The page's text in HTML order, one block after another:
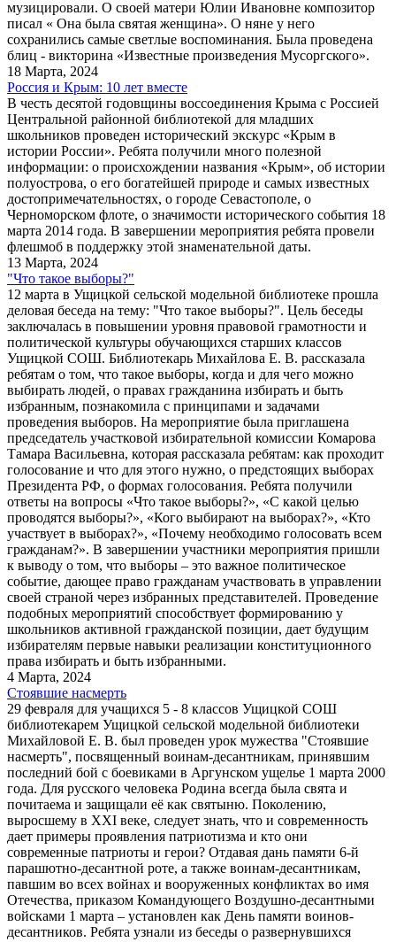
музицировали. О своей матери Юлии Ивановне композитор
писал « Она была святая женщина». О няне у него
сохранились самые светлые воспоминания. Была проведена
блиц - викторина «Известные произведения Мусоргского».
18 Марта, 2024
Россия и Крым: 10 лет вместе
В честь десятой годовщины воссоединения Крыма с Россией
Центральной районной библиотекой для младших
школьников проведен исторический экскурс «Крым в
истории России». Ребята получили много полезной
информации: о происхождении названия «Крым», об истории
полуострова, о его богатейшей природе и самых известных
достопримечательностях, о городе Севастополе, о
Черноморском флоте, о значимости исторического события 18
марта 2014 года. В завершении мероприятия ребята провели
флешмоб в поддержку этой знаменательной даты.
13 Марта, 2024
"Что такое выборы?"
12 марта в Ущицкой сельской модельной библиотеке прошла
деловая беседа на тему: "Что такое выборы?". Цель беседы
заключалась в повышении уровня правовой грамотности и
политической культуры обучающихся старших классов
Ущицкой СОШ. Библиотекарь Михайлова Е. В. рассказала
ребятам о том, что такое выборы, когда и для чего можно
выбирать людей, о правах гражданина избирать и быть
избранным, познакомила с принципами и задачами
проведения выборов. На мероприятие была приглашена
председатель участковой избирательной комиссии Комарова
Тамара Васильевна, которая рассказала ребятам: как проходит
голосование и что для этого нужно, о предстоящих выборах
Президента РФ, о формах голосования. Ребята получили
ответы на вопросы «Что такое выборы?», «С какой целью
проводятся выборы?», «Кого выбирают на выборах?», «Кто
участвует в выборах?», «Почему необходимо голосовать всем
гражданам?». В завершении участники мероприятия пришли
к выводу о том, что выборы – это важное политическое
событие, дающее право гражданам участвовать в управлении
своей страной через избранных представителей. Проведение
подобных мероприятий способствует формированию у
школьников активной гражданской позиции, дает будущим
избирателям первые навыки реализации конституционного
права избирать и быть избранными.
4 Марта, 2024
Стоявшие насмерть
29 февраля для учащихся 5 - 8 классов Ущицкой СОШ
библиотекарем Ущицкой сельской модельной библиотеки
Михайловой Е. В. был проведен урок мужества "Стоявшие
насмерть", посвященный воинам-десантникам, принявшим
последний бой с боевиками в Аргунском ущелье 1 марта 2000
года. Для русского человека Родина всегда была свята и
почитаема и защищали её как святыню. Поколению,
выросшему в XXI веке, следует знать, что и современность
дает примеры проявления патриотизма и кто они
современные патриоты и герои? Отдавая дань памяти 6-й
парашютно-десантной роте, а также воинам-десантникам,
павшим во всех войнах и вооруженных конфликтах во имя
Отечества, приказом Командующего Воздушно-десантными
войсками 1 марта – установлен как День памяти воинов-
десантников. Ребята узнали из беседы о развернувшихся